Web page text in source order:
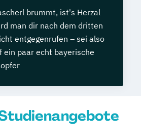
brummt, ist's Herzal
man dir nach dem dritten
entgegenrufen – sei also
ein paar echt bayerische